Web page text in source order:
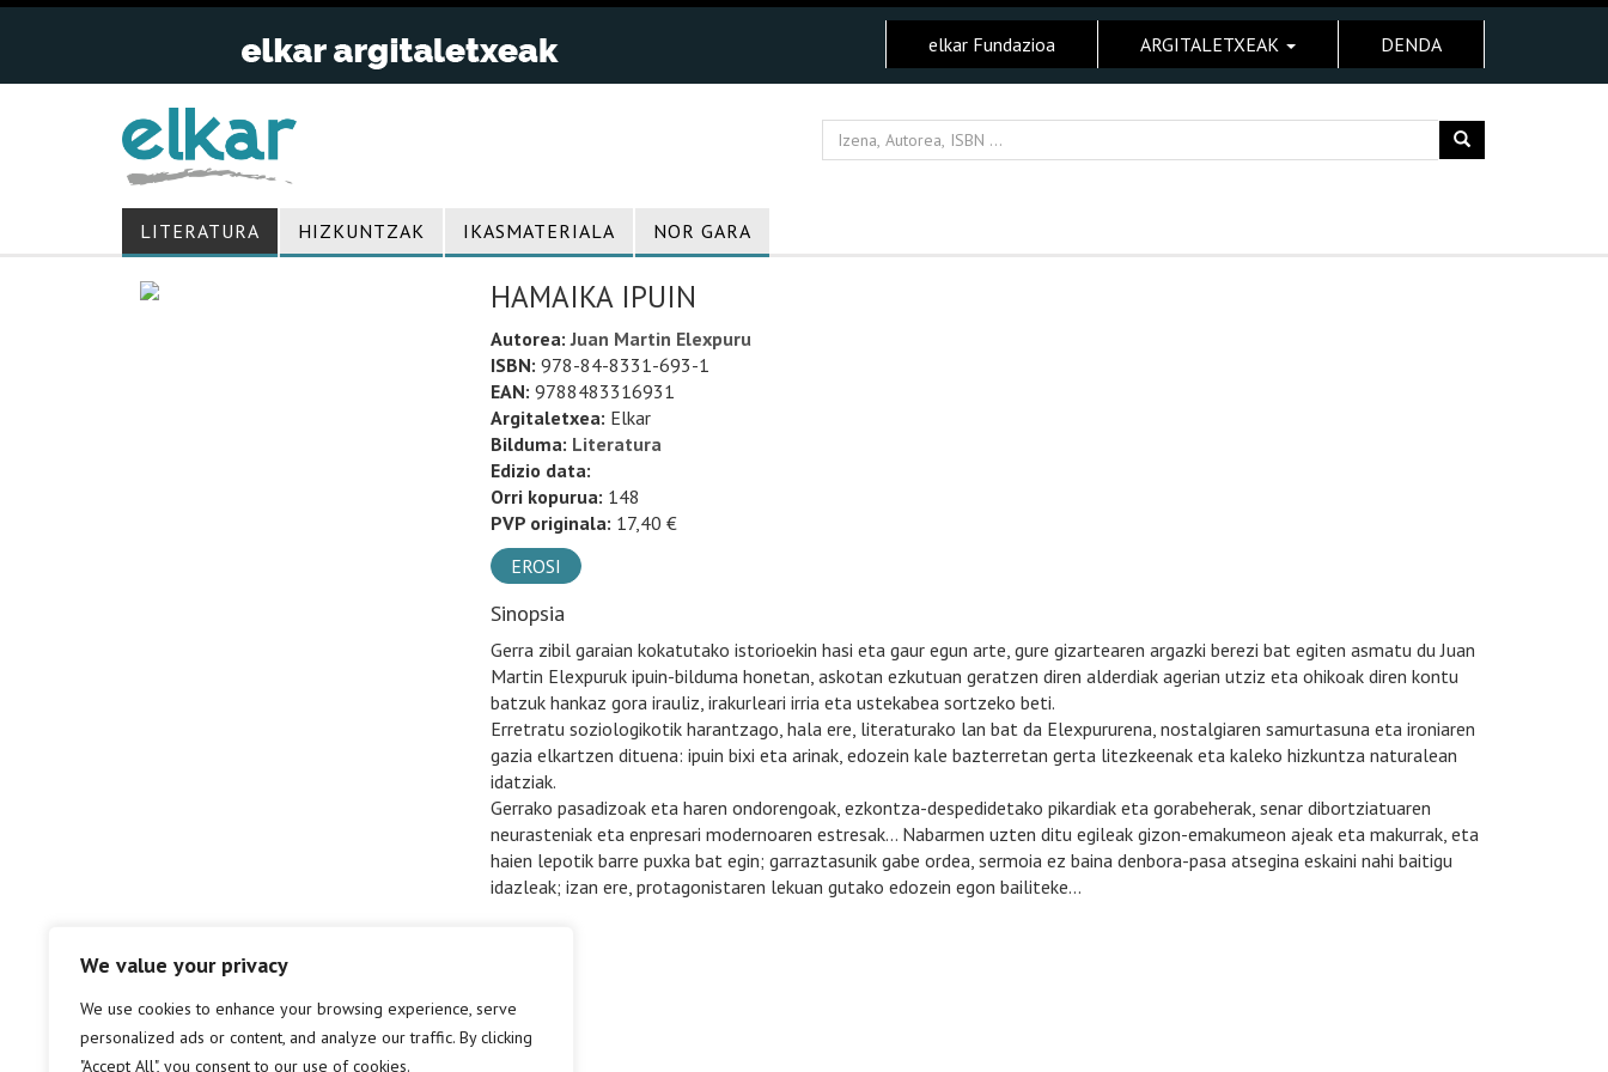
We value your privacy
We use cookies to enhance your browsing experience, serve
personalized ads or content, and analyze our traffic. By clicking
"Accept All", you consent to our use of cookies.
elkar Fundazioa ARGITALETXEAK DENDA
LITERATURA HIZKUNTZAK IKASMATERIALA NOR GARA
HAMAIKA IPUIN
Autorea:Juan Martin Elexpuru
ISBN: 978-84-8331-693-1
EAN: 9788483316931
Argitaletxea: Elkar
Bilduma: Literatura
Edizio data:
Orri kopurua: 148
PVP originala: 17,40 €
EROSI
Sinopsia
Gerra zibil garaian kokatutako istorioekin hasi eta gaur egun arte, gure gizartearen argazki berezi bat egiten asmatu du Juan
Martin Elexpuruk ipuin-bilduma honetan, askotan ezkutuan geratzen diren alderdiak agerian utziz eta ohikoak diren kontu
batzuk hankaz gora irauliz, irakurleari irria eta ustekabea sortzeko beti.
Erretratu soziologikotik harantzago, hala ere, literaturako lan bat da Elexpururena, nostalgiaren samurtasuna eta ironiaren
gazia elkartzen dituena: ipuin bixi eta arinak, edozein kale bazterretan gerta litezkeenak eta kaleko hizkuntza naturalean
idatziak.
Gerrako pasadizoak eta haren ondorengoak, ezkontza-despedidetako pikardiak eta gorabeherak, senar dibortziatuaren
neurasteniak eta enpresari modernoaren estresak… Nabarmen uzten ditu egileak gizon-emakumeon ajeak eta makurrak, eta
haien lepotik barre puxka bat egin; garraztasunik gabe ordea, sermoia ez baina denbora-pasa atsegina eskaini nahi baitigu
idazleak; izan ere, protagonistaren lekuan gutako edozein egon bailiteke…